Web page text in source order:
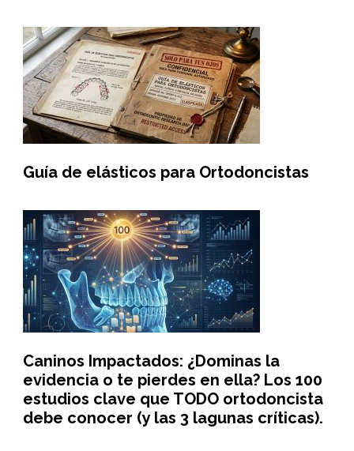
Guía de elásticos para Ortodoncistas
Caninos Impactados: ¿Dominas la
evidencia o te pierdes en ella? Los 100
estudios clave que TODO ortodoncista
debe conocer (y las 3 lagunas críticas).